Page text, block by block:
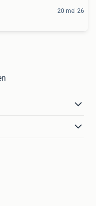
20 mei 26